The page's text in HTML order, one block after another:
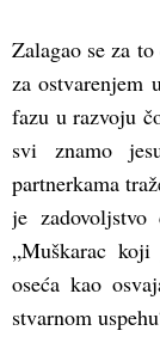
Zalagao se za
za ostvarenjem
fazu u razvoju
svi znamo
partnerkama
je
„Muškarac
oseća kao
stvarnom